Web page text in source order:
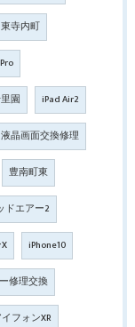
東寺内町
園 iPad Air2
液晶画面交換修理
豊南町東
ドエアー2
iPhone10
修理交換
フォンXR